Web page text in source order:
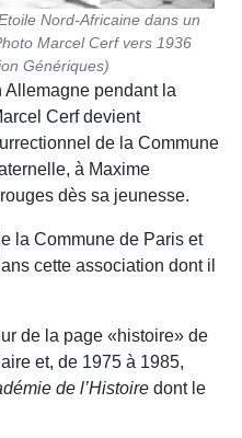
Nord-Africaine dans un
Marcel Cerf vers 1936
Génériques)
pendant la
Cerf devient
de la Commune
à Maxime
dès sa jeunesse.
la Commune de Paris et
cette association dont il
de la page «histoire» de
et, de 1975 à 1985,
de l’Histoire dont le